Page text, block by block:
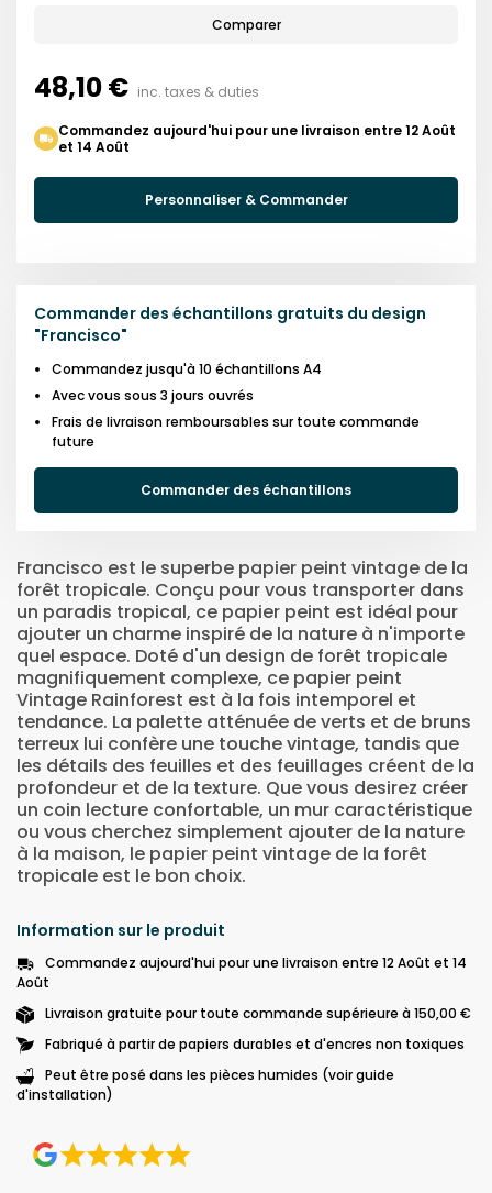
Comparer
48,10 € inc. taxes & duties
Commandez aujourd'hui pour une livraison entre 12 Août
et 14 Août
Personnaliser & Commander
Commander des échantillons gratuits du design
"Francisco"
Commandez jusqu'à 10 échantillons A4
Avec vous sous 3 jours ouvrés
Frais de livraison remboursables sur toute commande
future
Commander des échantillons
Francisco est le superbe papier peint vintage de la
forêt tropicale. Conçu pour vous transporter dans
un paradis tropical, ce papier peint est idéal pour
ajouter un charme inspiré de la nature à n'importe
quel espace. Doté d'un design de forêt tropicale
magnifiquement complexe, ce papier peint
Vintage Rainforest est à la fois intemporel et
tendance. La palette atténuée de verts et de bruns
terreux lui confère une touche vintage, tandis que
les détails des feuilles et des feuillages créent de la
profondeur et de la texture. Que vous desirez créer
un coin lecture confortable, un mur caractéristique
ou vous cherchez simplement ajouter de la nature
à la maison, le papier peint vintage de la forêt
tropicale est le bon choix.
Information sur le produit
Commandez aujourd'hui pour une livraison entre 12 Août et 14
Août
Livraison gratuite pour toute commande supérieure à 150,00 €
Fabriqué à partir de papiers durables et d'encres non toxiques
Peut être posé dans les pièces humides (voir guide
d'installation)